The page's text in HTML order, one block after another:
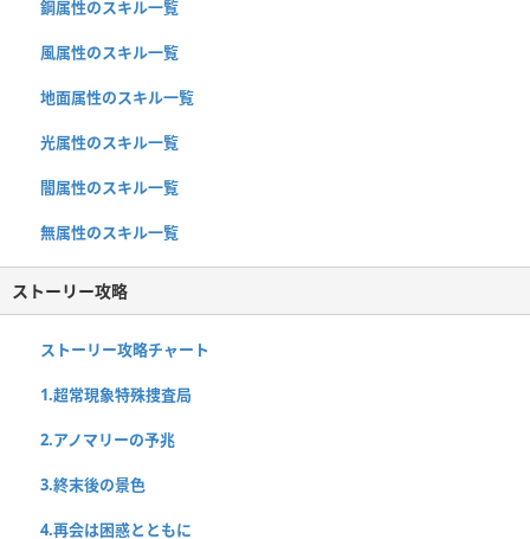
鋼属性のスキル一覧
風属性のスキル一覧
地面属性のスキル一覧
光属性のスキル一覧
闇属性のスキル一覧
無属性のスキル一覧
ストーリー攻略
ストーリー攻略チャート
1.超常現象特殊捜査局
2.アノマリーの予兆
3.終末後の景色
4.再会は困惑とともに